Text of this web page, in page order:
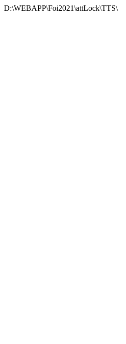
D:\WEBAPP\Foi2021\attLock\TTS\